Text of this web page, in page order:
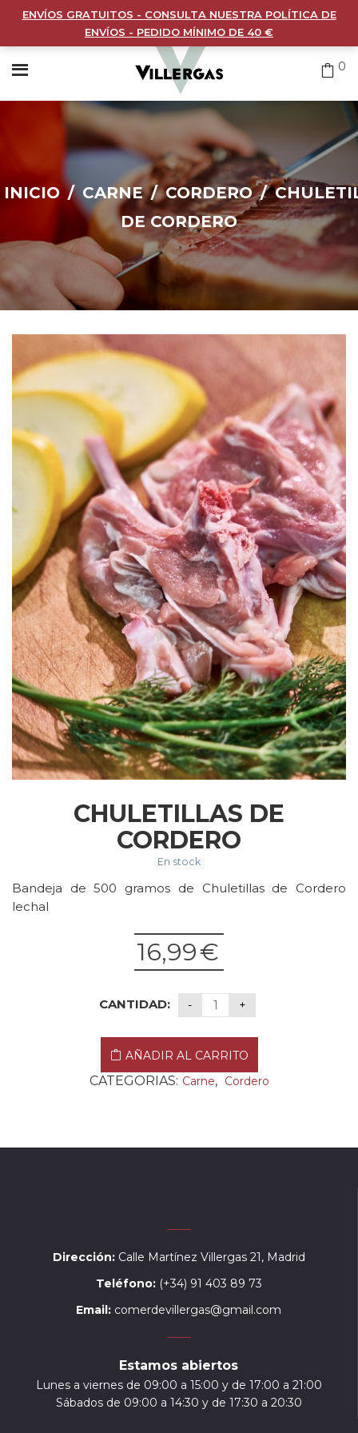
0
INICIO / CARNE / CORDERO /
DE CORDERO
CHULETILLAS DE
CORDERO
En stock
Bandeja de 500 gramos de Chuletillas de Cordero
lechal
16,99€
CANTIDAD:
AÑADIR AL CARRITO
CATEGORIAS: Carne, Cordero
Dirección: Calle Martínez Villergas 21, Madrid
Teléfono: (+34) 91 403 89 73
Email: comerdevillergas@gmail.com
Estamos abiertos
Lunes a viernes de 09:00 a 15:00 y de 17:00 a 21:00
Sábados de 09:00 a 14:30 y de 17:30 a 20:30
ENVÍOS GRATUITOS - CONSULTA NUESTRA POLÍTICA DE
ENVÍOS - PEDIDO MÍNIMO DE 40 €